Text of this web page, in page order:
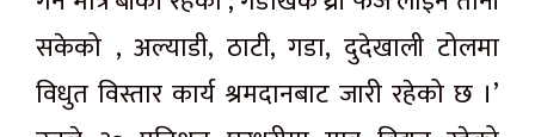
सकेको , अल्याडी, ठाटी, गडा, दुदेखाली टोलमा
विधुत विस्तार कार्य श्रमदानबाट जारी रहेको छ ।’